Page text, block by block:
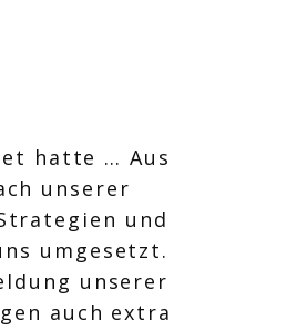
hatte … Aus
unserer
und
umgesetzt.
unserer
auch extra